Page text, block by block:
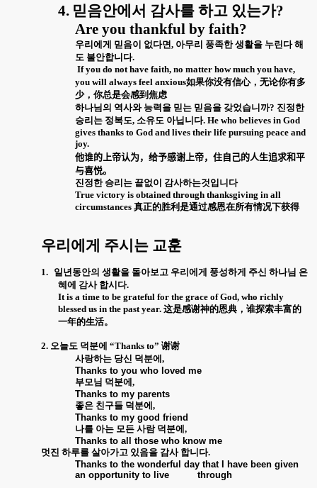
4. 믿음안에서 감사를 하고 있는가?
Are you thankful by faith?
우리에게 믿음이 없다면 , 아무리 풍족한 생활을 누린다 해
도 불안합니다.
If you do not have faith, no matter how much you have,
you will always feel anxious如果你没有信心， 无论你有多
少， 你总是会感到焦虑
하나님의 역사와 능력을 믿는 믿음을 갖었습니까? 진정한
승리는 정복도, 소유도 아닙니다. He who believes in God
gives thanks to God and lives their life pursuing peace and
joy.
他谁的上帝认为， 给予感谢上帝， 住自己的人生追求和平
与喜悦。
진정한 승리는 끝없이 감사하는것입니다
True victory is obtained through thanksgiving in all
circumstances 真正的胜利是通过感恩在所有情况下获得
우리에게 주시는 교훈
1. 일년동안의 생활을 돌아보고 우리에게 풍성하게 주신 하나님 은
혜에 감사 합시다.
It is a time to be grateful for the grace of God, who richly
blessed us in the past year. 这是感谢神的恩典 ， 谁探索丰富的
一年的生活。
2. 오늘도 덕분에 “Thanks to” 谢谢
사랑하는 당신 덕분에 ,
Thanks to you who loved me
부모님 덕분에 ,
Thanks to my parents
좋은 친구들 덕분에 ,
Thanks to my good friend
나를 아는 모든 사람 덕분에 ,
Thanks to all those who know me
멋진 하루를 살아가고 있음을 감사 합니다.
Thanks to the wonderful day that I have been given
an opportunity to live
through